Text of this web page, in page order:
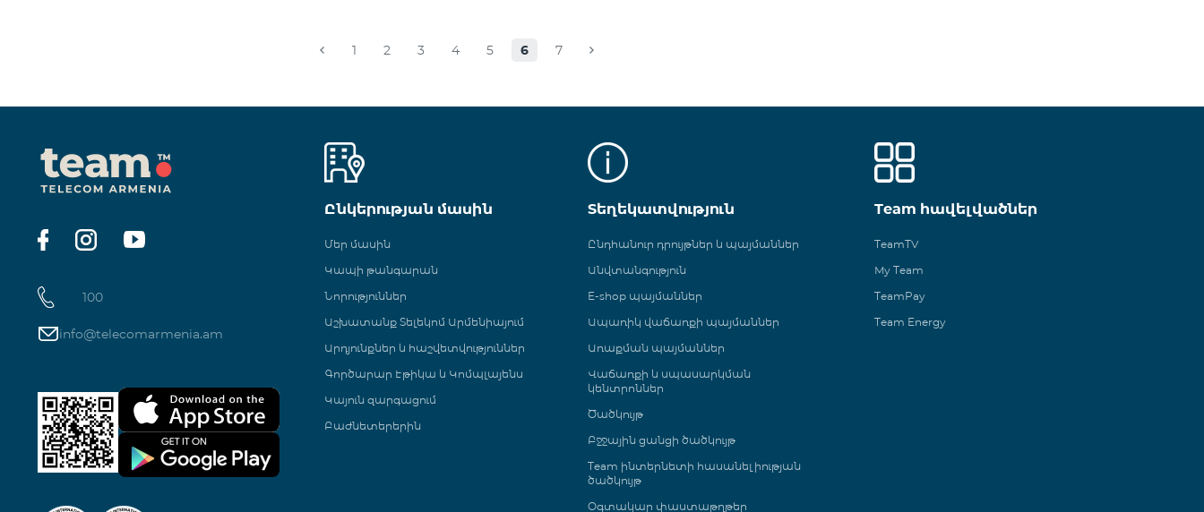
1 2 3 4 5 6 7
100
info@telecomarmenia.am
Ընկերության մասին
Մեր մասին
Կապի թանգարան
Նորություններ
Աշխատանք Տելեկոմ Արմենիայում
Արդյունքներ և հաշվետվություններ
Գործարար Էթիկա և Կոմպլայենս
Կայուն զարգացում
Բաժնետերերին
Տեղեկատվություն
Ընդհանուր դրույթներ և պայմաններ
Անվտանգություն
E-shop պայմաններ
Ապառիկ վաճառքի պայմաններ
Առաքման պայմաններ
Վաճառքի և սպասարկման
կենտրոններ
Ծածկույթ
Բջջային ցանցի ծածկույթ
Team ինտերնետի հասանելիության
ծածկույթ
Օգտակար փաստաթղթեր
Team հավելվածներ
TeamTV
My Team
TeamPay
Team Energy